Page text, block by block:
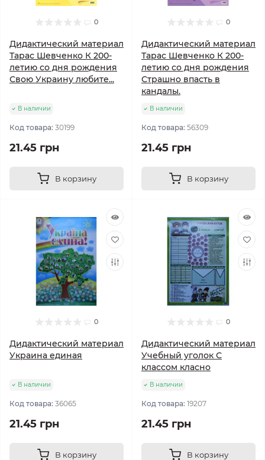
0
Дидактический материал
Тарас Шевченко К 200-
летию со дня рождения
Свою Украину любите...
В наличии
Код товара: 30199
21.45 грн
В корзину
0
Дидактический материал
Тарас Шевченко К 200-
летию со дня рождения
Страшно впасть в
кандалы.
В наличии
Код товара: 56309
21.45 грн
В корзину
0
Дидактический материал
Украина единая
В наличии
Код товара: 36065
21.45 грн
В корзину
0
Дидактический материал
Учебный уголок С
классом класно
В наличии
Код товара: 19207
21.45 грн
В корзину